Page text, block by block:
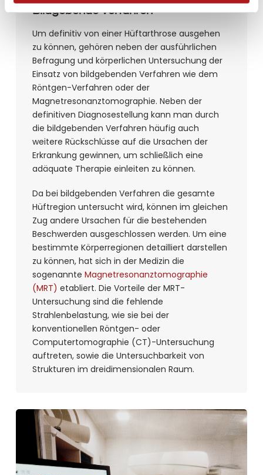
Bildgebende Verfahren
Um definitiv von einer Hüftarthrose ausgehen
zu können, gehören neben der ausführlichen
Befragung und körperlichen Untersuchung der
Einsatz von bildgebenden Verfahren wie dem
Röntgen-Verfahren oder der
Magnetresonanztomographie. Neben der
definitiven Diagnosestellung kann man durch
die bildgebenden Verfahren häufig auch
weitere Rückschlüsse auf die Ursachen der
Erkrankung gewinnen, um schließlich eine
adäquate Therapie einleiten zu können.
Da bei bildgebenden Verfahren die gesamte
Hüftregion untersucht wird, können im gleichen
Zug andere Ursachen für die bestehenden
Beschwerden ausgeschlossen werden. Um eine
bestimmte Körperregionen detailliert darstellen
zu können, hat sich in der Medizin die
sogenannte Magnetresonanztomographie
(MRT) etabliert. Die Vorteile der MRT-
Untersuchung sind die fehlende
Strahlenbelastung, wie sie bei der
konventionellen Röntgen- oder
Computertomographie (CT)-Untersuchung
auftreten, sowie die Untersuchbarkeit von
Strukturen im dreidimensionalen Raum.